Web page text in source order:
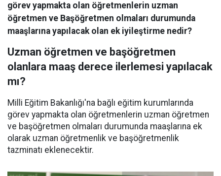
görev yapmakta olan öğretmenlerin uzman
öğretmen ve Başöğretmen olmaları durumunda
maaşlarına yapılacak olan ek iyileştirme nedir?
Uzman öğretmen ve başöğretmen
olanlara maaş derece ilerlemesi yapılacak
mı?
Milli Eğitim Bakanlığı'na bağlı eğitim kurumlarında
görev yapmakta olan öğretmenlerin uzman öğretmen
ve başöğretmen olmaları durumunda maaşlarına ek
olarak uzman öğretmenlik ve başöğretmenlik
tazminatı eklenecektir.